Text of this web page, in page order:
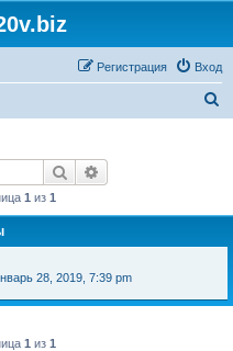
Вход
Регистрация
Поиск
1 из 1
28, 2019, 7:39 pm
1 из 1